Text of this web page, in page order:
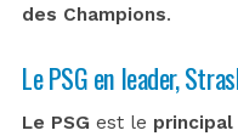
des Champions.
Le PSG en leader,
Le PSG est le